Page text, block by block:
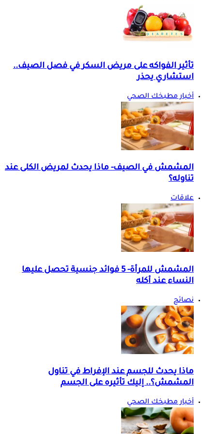
تأثير الفواكه على مريض السكر في فصل الصيف..
استشاري يحذر
أخبار مطبخك الصحي
المشمش في الصيف- ماذا يحدث لمريض الكلى عند
تناوله؟
علاقات
المشمش للمرأة- 5 فوائد جنسية تحصل عليها
النساء عند أكله
نصائح
ماذا يحدث للجسم عند الإفراط في تناول
المشمش؟.. إليك تأثيره على الجسم
أخبار مطبخك الصحي